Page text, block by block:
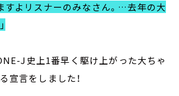
すよリスナーのみなさん。…去年の大
J史上1番早く駆け上がった大ちゃ
宣言をしました！